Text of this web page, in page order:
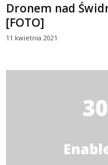
Dronem nad
[FOTO]
11 kwietnia 2021